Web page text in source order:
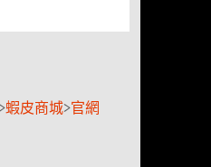
蝦皮商城>官網